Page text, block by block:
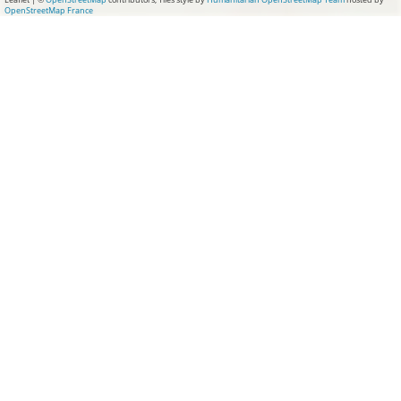
OpenStreetMap France